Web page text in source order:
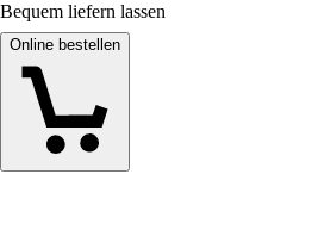
Bequem liefern lassen
Online bestellen